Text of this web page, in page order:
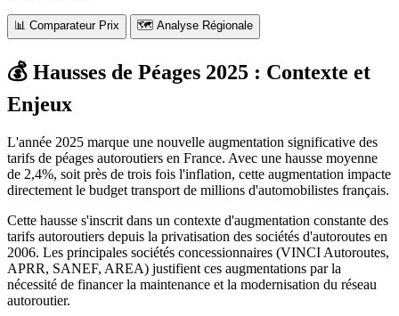
📊 Comparateur Prix 🗺️ Analyse Régionale
💰 Hausses de Péages 2025 : Contexte et
Enjeux
L'année 2025 marque une nouvelle augmentation significative des
tarifs de péages autoroutiers en France. Avec une hausse moyenne
de 2,4%, soit près de trois fois l'inflation, cette augmentation impacte
directement le budget transport de millions d'automobilistes français.
Cette hausse s'inscrit dans un contexte d'augmentation constante des
tarifs autoroutiers depuis la privatisation des sociétés d'autoroutes en
2006. Les principales sociétés concessionnaires (VINCI Autoroutes,
APRR, SANEF, AREA) justifient ces augmentations par la
nécessité de financer la maintenance et la modernisation du réseau
autoroutier.